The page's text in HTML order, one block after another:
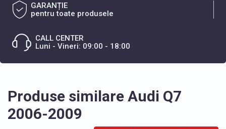
GARANȚIE
pentru toate produsele
CALL CENTER
Luni - Vineri: 09:00 - 18:00
Produse similare Audi Q7
2006-2009